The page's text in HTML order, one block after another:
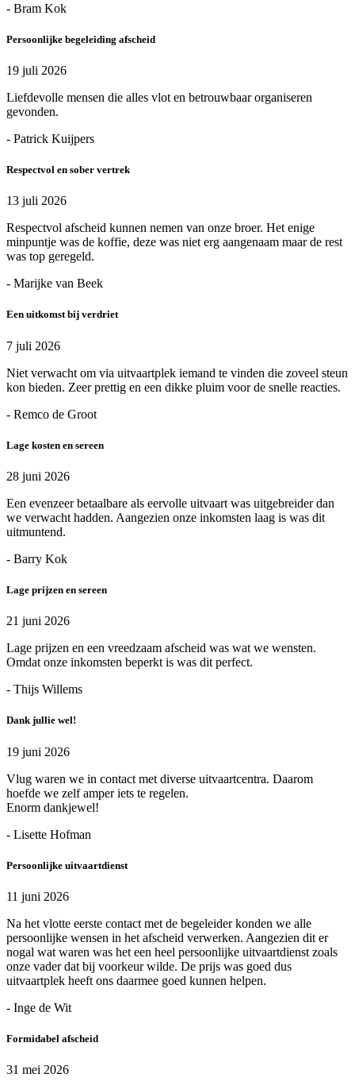
- Bram Kok
Persoonlijke begeleiding afscheid
19 juli 2026
Liefdevolle mensen die alles vlot en betrouwbaar organiseren
gevonden.
- Patrick Kuijpers
Respectvol en sober vertrek
13 juli 2026
Respectvol afscheid kunnen nemen van onze broer. Het enige
minpuntje was de koffie, deze was niet erg aangenaam maar de rest
was top geregeld.
- Marijke van Beek
Een uitkomst bij verdriet
7 juli 2026
Niet verwacht om via uitvaartplek iemand te vinden die zoveel steun
kon bieden. Zeer prettig en een dikke pluim voor de snelle reacties.
- Remco de Groot
Lage kosten en sereen
28 juni 2026
Een evenzeer betaalbare als eervolle uitvaart was uitgebreider dan
we verwacht hadden. Aangezien onze inkomsten laag is was dit
uitmuntend.
- Barry Kok
Lage prijzen en sereen
21 juni 2026
Lage prijzen en een vreedzaam afscheid was wat we wensten.
Omdat onze inkomsten beperkt is was dit perfect.
- Thijs Willems
Dank jullie wel!
19 juni 2026
Vlug waren we in contact met diverse uitvaartcentra. Daarom
hoefde we zelf amper iets te regelen.
Enorm dankjewel!
- Lisette Hofman
Persoonlijke uitvaartdienst
11 juni 2026
Na het vlotte eerste contact met de begeleider konden we alle
persoonlijke wensen in het afscheid verwerken. Aangezien dit er
nogal wat waren was het een heel persoonlijke uitvaartdienst zoals
onze vader dat bij voorkeur wilde. De prijs was goed dus
uitvaartplek heeft ons daarmee goed kunnen helpen.
- Inge de Wit
Formidabel afscheid
31 mei 2026